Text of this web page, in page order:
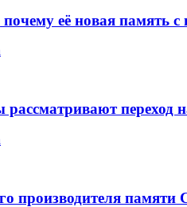
её новая память
переход
производителя памяти